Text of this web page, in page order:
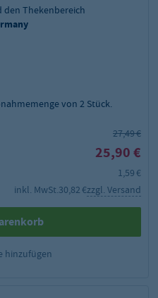
Thekenbereich
von 2 Stück.
27,49 €
25,90 €
1,59 €
inkl. MwSt.30,82 €zzgl. Versand
hinzufügen